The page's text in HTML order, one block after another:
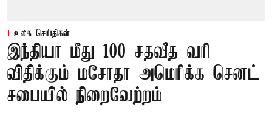
உலக செய்திகள்
இந்தியா மீது 100 சதவீத வரி
விதிக்கும் மசோதா அமெரிக்க செனட்
சபையில் நிறைவேற்றம்